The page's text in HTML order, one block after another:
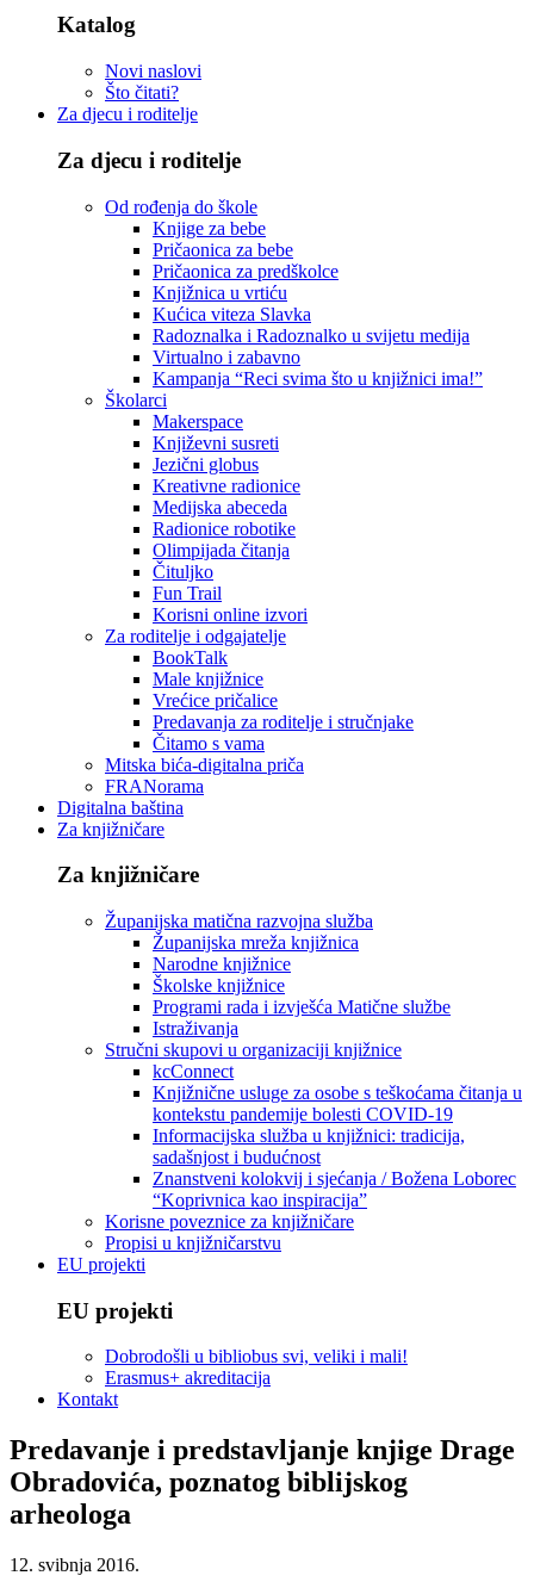
Katalog
Novi naslovi
Što čitati?
Za djecu i roditelje
Za djecu i roditelje
Od rođenja do škole
Knjige za bebe
Pričaonica za bebe
Pričaonica za predškolce
Knjižnica u vrtiću
Kućica viteza Slavka
Radoznalka i Radoznalko u svijetu medija
Virtualno i zabavno
Kampanja “Reci svima što u knjižnici ima!”
Školarci
Makerspace
Književni susreti
Jezični globus
Kreativne radionice
Medijska abeceda
Radionice robotike
Olimpijada čitanja
Čituljko
Fun Trail
Korisni online izvori
Za roditelje i odgajatelje
BookTalk
Male knjižnice
Vrećice pričalice
Predavanja za roditelje i stručnjake
Čitamo s vama
Mitska bića-digitalna priča
FRANorama
Digitalna baština
Za knjižničare
Za knjižničare
Županijska matična razvojna služba
Županijska mreža knjižnica
Narodne knjižnice
Školske knjižnice
Programi rada i izvješća Matične službe
Istraživanja
Stručni skupovi u organizaciji knjižnice
kcConnect
Knjižnične usluge za osobe s teškoćama čitanja u
kontekstu pandemije bolesti COVID-19
Informacijska služba u knjižnici: tradicija,
sadašnjost i budućnost
Znanstveni kolokvij i sjećanja / Božena Loborec
“Koprivnica kao inspiracija”
Korisne poveznice za knjižničare
Propisi u knjižničarstvu
EU projekti
EU projekti
Dobrodošli u bibliobus svi, veliki i mali!
Erasmus+ akreditacija
Kontakt
Predavanje i predstavljanje knjige Drage
Obradovića, poznatog biblijskog
arheologa
12. svibnja 2016.